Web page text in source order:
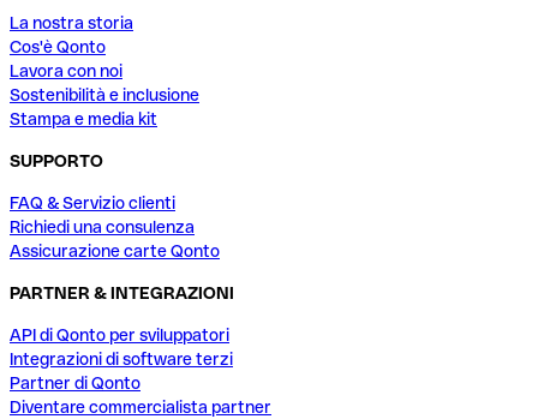
La nostra storia
Cos'è Qonto
Lavora con noi
Sostenibilità e inclusione
Stampa e media kit
SUPPORTO
FAQ & Servizio clienti
Richiedi una consulenza
Assicurazione carte Qonto
PARTNER & INTEGRAZIONI
API di Qonto per sviluppatori
Integrazioni di software terzi
Partner di Qonto
Diventare commercialista partner